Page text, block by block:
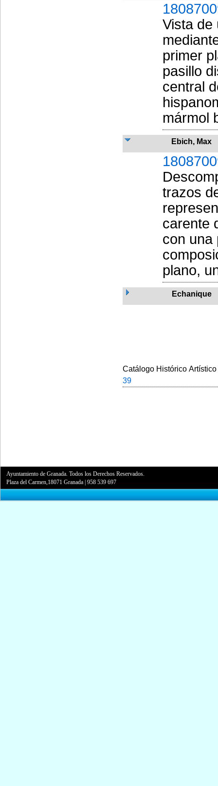
Vista de
primer
pasillo
central
mármol
Ebich, Max
trazos
carente
con una
plano,
Echanique
Catálogo Histórico
39
Ayuntamiento de Granada. Todos los Derechos Reservados.
Plaza del Carmen,18071 Granada |958 539 697